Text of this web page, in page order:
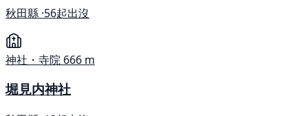
秋田縣 ·56起出沒
神社・寺院 666 m
堀見内神社